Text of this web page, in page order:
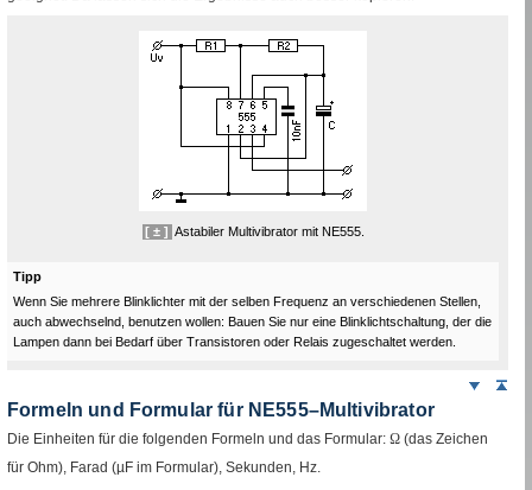
[ ± ] Astabiler Multivibrator mit NE555.
Tipp
Wenn Sie mehrere Blinklichter mit der selben Frequenz an verschiedenen Stellen,
auch abwechselnd, benutzen wollen: Bauen Sie nur eine Blinklichtschaltung, der die
Lampen dann bei Bedarf über Transistoren oder Relais zugeschaltet werden.
Weiter
Formeln und Formular für NE555–Multivibrator
Die Einheiten für die folgenden Formeln und das Formular: Ω (das Zeichen
für Ohm), Farad (µF im Formular), Sekunden, Hz.